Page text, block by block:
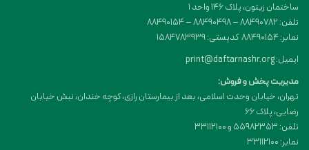
ساختمان زیتون، پلاک 146 واحد 1
تلفن: 88490782 – 88490498 – 88490154
نمابر: 88490154 کدپستی: 1584783939
ایمیل: print@daftarnashr.org
مدیریت پخش و فروش:
تهران، خیابان وحدت اسلامی، بعد از بیمارستان رازی، کوچه خندان، نبش خیابان
رضایی، پلاک ۶۶
تلفن: 55982353 و 33112100
نمابر: 33112100